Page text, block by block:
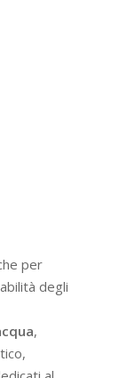
per
degli
,